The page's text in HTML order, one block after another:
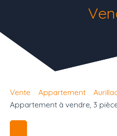
Vente Appartement
Appartement à vendre, 3